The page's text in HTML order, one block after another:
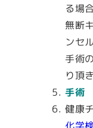
る場
無断
ンセ
手術
り頂
手術
健康